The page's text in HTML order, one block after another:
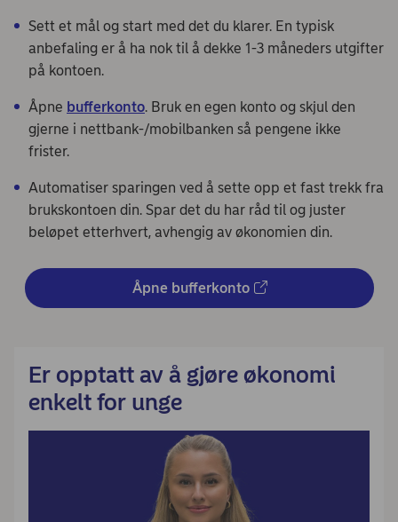
Sett et mål og start med det du klarer. En typisk
anbefaling er å ha nok til å dekke 1-3 måneders utgifter
på kontoen.
Åpne bufferkonto. Bruk en egen konto og skjul den
gjerne i nettbank-/mobilbanken så pengene ikke
frister.
Automatiser sparingen ved å sette opp et fast trekk fra
brukskontoen din. Spar det du har råd til og juster
beløpet etterhvert, avhengig av økonomien din.
Åpne bufferkonto
Er opptatt av å gjøre økonomi
enkelt for unge